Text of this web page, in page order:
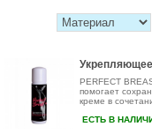
PERFECT
помогает
креме в
ЕСТЬ В